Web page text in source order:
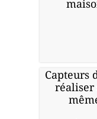
Capteurs
réaliser